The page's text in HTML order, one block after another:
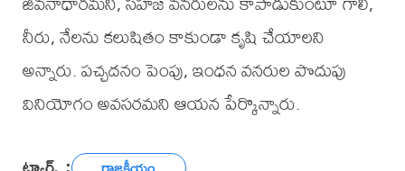
నీరు, నేలను కలుషితం కాకుండా కృషి చేయాలని
అన్నారు. పచ్చదనం పెంపు, ఇంధన వనరుల పొదుపు
వినియోగం అవసరమని ఆయన పేర్కొన్నారు.